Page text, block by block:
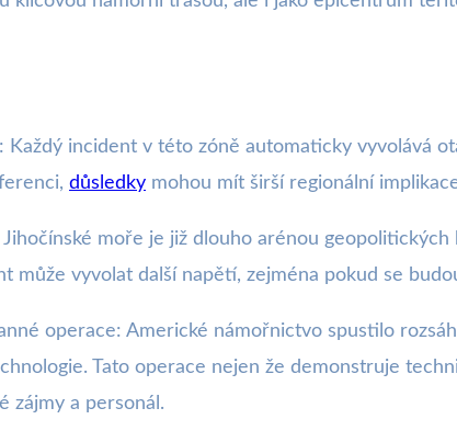
Každý incident v této zóně automaticky vyvolává
důsledky mohou mít širší regionální
Jihočínské moře je již dlouho arénou
může vyvolat další napětí, zejména pokud se
operace: Americké námořnictvo spustilo
Tato operace nejen že demonstruje
zájmy a personál.